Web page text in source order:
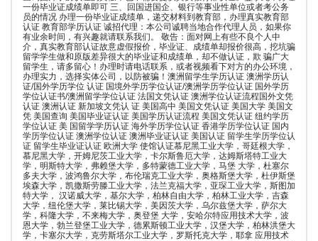
一份毕业证成绩单即可 三、回国进国企、银行等事业性单位或者考公务
员的情况 办理一份毕业证成绩单，递交材料到教育部，办理真实教育部
认证 教育部学历认证 诚招代理：本公司诚聘当地合作代理人员，如果你
有业余时间，有兴趣就请联系我们。 敬告：面对网上有些不良个人中
介，真实教育部认证故意虚假报价，毕业证、成绩单却报价很高，挖坑骗
留学学生做和原版差异很大的毕业证和成绩单，却不做认证，欺 骗广大
留学生，请多留心！办理时请电话联系，或者视频看下对方的办公环境，
办理实力，选择实体公司，以防被骗！澳洲留学生学历认证 澳洲学历认
证/国外学历学位 认证 国境外学历学位认证/澳洲学历学位认证 国外学历
学位认证书/澳洲留学学位认证 法国文凭认证 澳洲学位认证流程国外文凭
认证 澳洲认证 新加坡文凭认 证 美国高中 美国文凭认证 美国大学 美国文
凭 美国查询 美国毕业证认证 美国学历认证流程 美国文凭认证 纽约学历
学位认证 美 国留学学历认证 海外学历学位认证 香港学历学位认证 国内
学历学位认证 澳洲学位认证 澳洲毕业证认证 美国认证 留学生学历学位认
证 留学生毕业证认证 欧洲大学 使馆认证慕尼黑工业大学，哥廷根大学，
慕尼黑大学，开姆尼茨工业大学，卡尔斯鲁厄大学，达姆斯塔特工业大
学，明斯特大学，弗赖堡大学，多特蒙德工业大学，马堡 大学，杜塞尔
多夫大学，波鸿鲁尔大学，布伦瑞克工业大学，奥格斯堡大学，杜伊斯堡
埃森大学，凯撒斯劳滕工业大学，法兰克福大学，亚琛工业大学，斯图加
特大学， 汉诺威大学，基尔大学，柏林自由大学，柏林工业大学，吉森
大学，纽伦堡大学，莱比锡大学，美因茨大学，乌尔兹堡大学，萨尔大
学，科隆大学，不来梅大学，奥登堡 大学，安哈尔特应用技术大学，波
恩大学，勃兰登堡工业大学，德累斯顿工业大学，汉堡大学，柏林洪堡大
学，卡塞尔大学，克劳斯塔尔工业大学，罗斯托克大学，耶拿 应用技术